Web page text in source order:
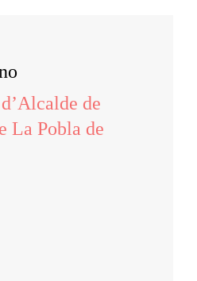
de
La Pobla de